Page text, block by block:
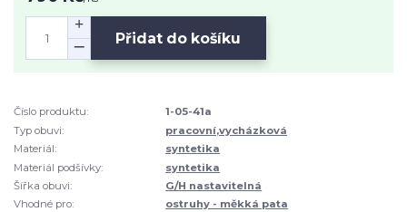
Přidat do košíku
Číslo produktu:
1-05-41a
Typ obuvi:
pracovní,vycházková
Materiál:
syntetika
Materiál podšívky:
syntetika
Šířka obuvi:
G/H nastavitelná
Vhodné pro:
ostruhy - měkká pata